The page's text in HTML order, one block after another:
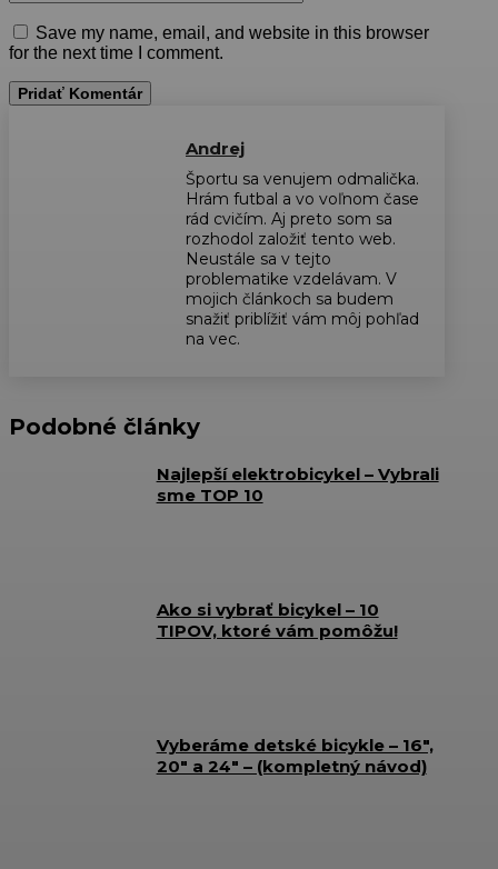
Save my name, email, and website in this browser
for the next time I comment.
Andrej
Športu sa venujem odmalička.
Hrám futbal a vo voľnom čase
rád cvičím. Aj preto som sa
rozhodol založiť tento web.
Neustále sa v tejto
problematike vzdelávam. V
mojich článkoch sa budem
snažiť priblížiť vám môj pohľad
na vec.
Podobné články
Najlepší elektrobicykel – Vybrali
sme TOP 10
Ako si vybrať bicykel – 10
TIPOV, ktoré vám pomôžu!
Vyberáme detské bicykle – 16″,
20″ a 24″ – (kompletný návod)